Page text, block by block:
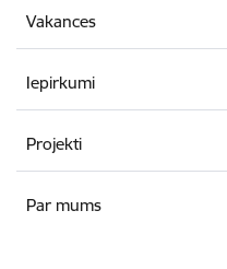
Vakances
Iepirkumi
Projekti
Par mums